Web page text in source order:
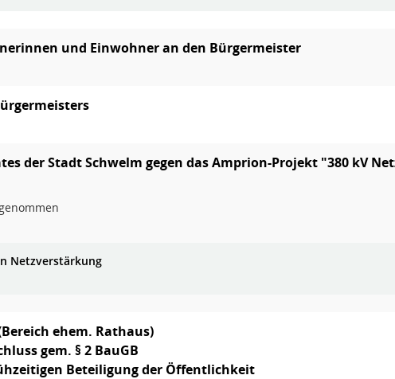
und Einwohner an den Bürgermeister
der Stadt Schwelm gegen das Amprion-Projekt "380 kV
Netzverstärkung
ehem. Rathaus)
gem. § 2 BauGB
Beteiligung der Öffentlichkeit